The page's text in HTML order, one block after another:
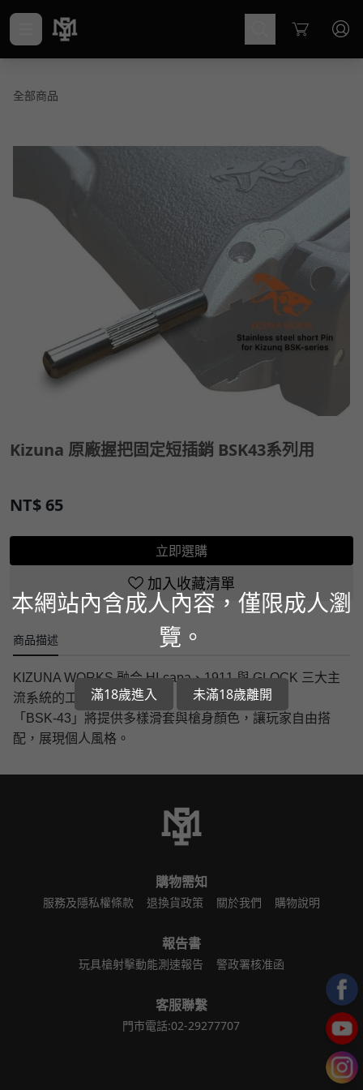
Cart
全部商品
Kizuna 原廠握把固定短插銷 BSK43系列用
NT$65
立即選購
加入收藏清單
商品描述
KIZUNA WORKS 融合 HI-capa、1911 與 GLOCK 三大主
流系統的工藝結晶，
「BSK-43」將提供多樣滑套與槍身顏色，讓玩家自由搭
配，展現個人風格。
購物需知
服務及隱私權條款 退換貨政策 關於我們 購物說明
報告書
玩具槍射擊動能測速報告 警政署核准函
客服聯繫
門市電話:02-29277707
本網站內含成人內容，僅限成人瀏
覽。
滿18歲進入 未滿18歲離開